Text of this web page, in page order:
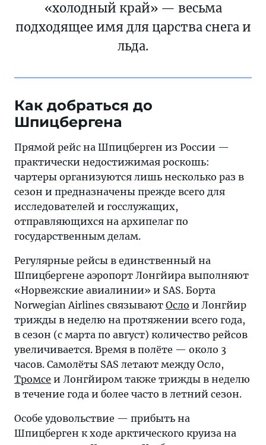
«холодный край» — весьма
подходящее имя для царства снега и
льда.
Как добраться до
Шпицбергена
Прямой рейс на Шпицберген из России —
практически недостижимая роскошь:
чартеры организуются лишь несколько раз в
сезон и предназначены прежде всего для
исследователей и госслужащих,
отправляющихся на архипелаг по
государственным делам.
Регулярные рейсы в единственный на
Шпицбергене аэропорт Лонгйира выполняют
«Норвежские авиалинии» и SAS. Борта
Norwegian Airlines связывают Осло и Лонгйир
трижды в неделю на протяжении всего года,
в сезон (с марта по август) количество рейсов
увеличивается. Время в полёте — около 3
часов. Самолёты SAS летают между Осло,
Тромсе и Лонгйиром также трижды в неделю
в течение года и более часто в летний сезон.
Особе удовольствие — прибыть на
Шпицберген к ходе арктического круиза на